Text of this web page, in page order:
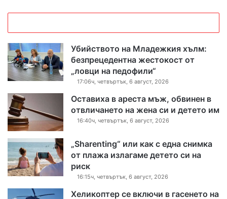
Убийството на Младежкия хълм:
безпрецедентна жестокост от
„ловци на педофили“
17:06ч, четвъртък, 6 август, 2026
Оставиха в ареста мъж, обвинен в
отвличането на жена си и детето им
16:40ч, четвъртък, 6 август, 2026
„Sharenting“ или как с една снимка
от плажа излагаме детето си на
риск
16:15ч, четвъртък, 6 август, 2026
Хеликоптер се включи в гасенето на